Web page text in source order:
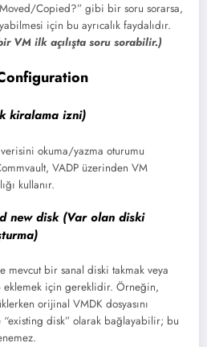
Copied?” gibi bir soru sorarsa,
için bu ayrıcalık faydalıdır.
VM ilk açılışta soru sorabilir.)
kiralama izni)
verisini okuma/yazma oturumu
VADP üzerinden VM
kullanır.
new disk (Var olan diski
mevcut bir sanal diski takmak veya
eklemek için gereklidir. Örneğin,
orijinal VMDK dosyasını
“existing disk” olarak bağlayabilir; bu